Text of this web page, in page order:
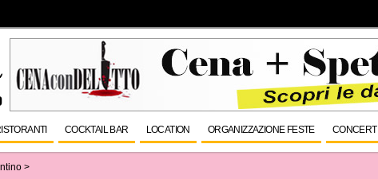
COCKTAIL BAR LOCATION ORGANIZZAZIONE FESTE CONCERTI
>